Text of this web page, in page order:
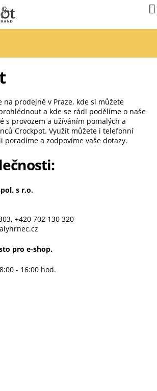
na prodejně v Praze, kde si můžete
a kde se rádi podělíme o naše
s provozem a užíváním pomalých a
Crockpot. Využít můžete i telefonní
poradíme a zodpovíme vaše dotazy.
s r.o.
+420 702 130 320
pro e-shop.
- 16:00 hod.